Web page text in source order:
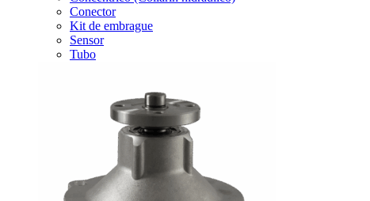
Conector
Kit de embrague
Sensor
Tubo